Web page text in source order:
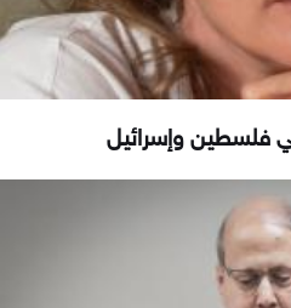
فلسطين وإسرائيل